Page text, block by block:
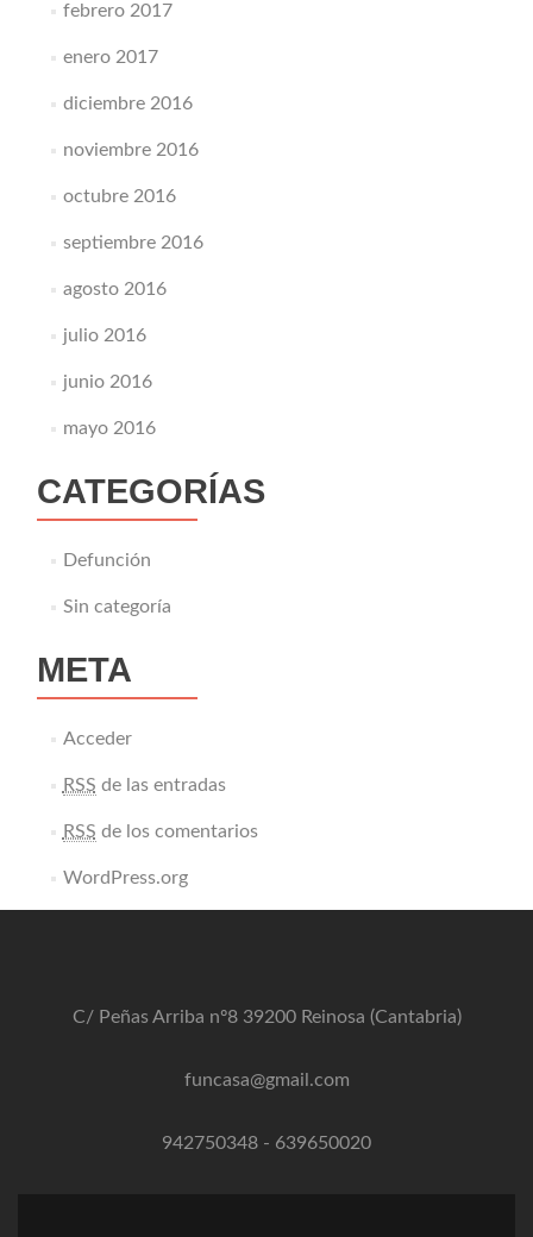
febrero 2017
enero 2017
diciembre 2016
noviembre 2016
octubre 2016
septiembre 2016
agosto 2016
julio 2016
junio 2016
mayo 2016
CATEGORÍAS
Defunción
Sin categoría
META
Acceder
RSS de las entradas
RSS de los comentarios
WordPress.org
C/ Peñas Arriba nº8 39200 Reinosa (Cantabria)
funcasa@gmail.com
942750348 - 639650020